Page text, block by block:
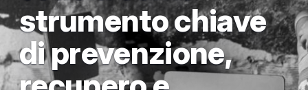
strumento chiave
di prevenzione,